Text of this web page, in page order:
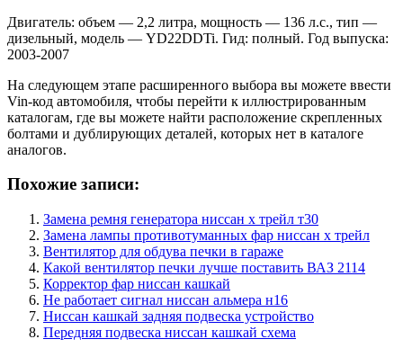
Двигатель: объем — 2,2 литра, мощность — 136 л.с., тип —
дизельный, модель — YD22DDTi. Гид: полный. Год выпуска:
2003-2007
На следующем этапе расширенного выбора вы можете ввести
Vin-код автомобиля, чтобы перейти к иллюстрированным
каталогам, где вы можете найти расположение скрепленных
болтами и дублирующих деталей, которых нет в каталоге
аналогов.
Похожие записи:
Замена ремня генератора ниссан х трейл т30
Замена лампы противотуманных фар ниссан х трейл
Вентилятор для обдува печки в гараже
Какой вентилятор печки лучше поставить ВАЗ 2114
Корректор фар ниссан кашкай
Не работает сигнал ниссан альмера н16
Ниссан кашкай задняя подвеска устройство
Передняя подвеска ниссан кашкай схема